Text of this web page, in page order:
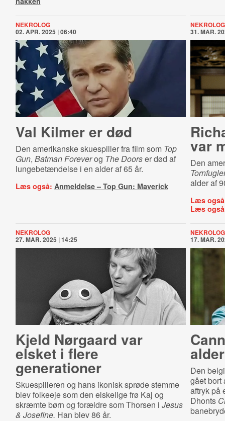
NEKROLOG
02. APR. 2025 | 06:40
Val Kilmer er død
Den amerikanske skuespiller fra film som Top
Gun, Batman Foreverog The Doorser død af
lungebetændelse i en alder af 65 år.
Læs også: Anmeldelse – Top Gun: Maverick
NEKROLOG
31. MAR.
var
Den
alder af
Læs
Læs
NEKROLOG
27. MAR. 2025 | 14:25
Kjeld Nørgaard var
elsket i flere
generationer
Skuespilleren og hans ikonisk sprøde stemme
blev folkeeje som den elskelige frø Kaj og
skræmte børn og forældre som Thorsen i Jesus
& Josefine. Han blev 86 år.
NEKROLOG
17. MAR.
Den
gået bort
aftryk på
Dhonts